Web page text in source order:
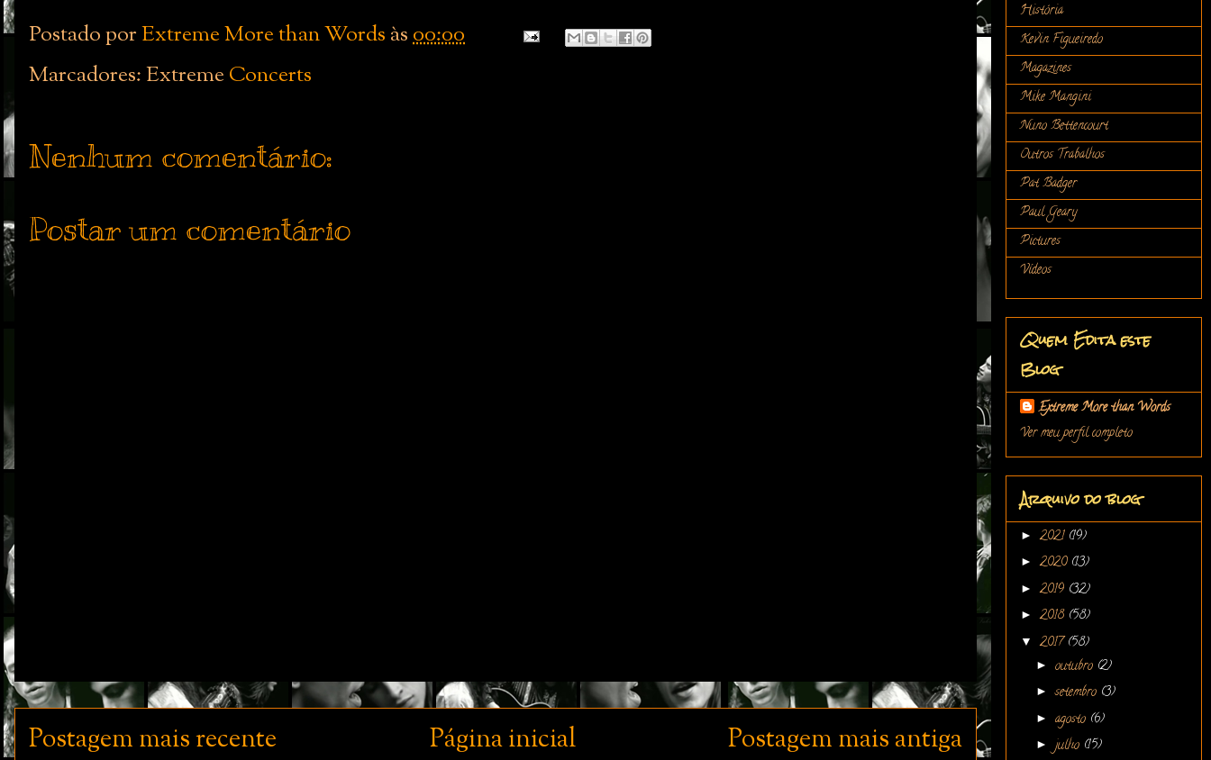
Postado porExtreme More than Words às00:00
Marcadores: Extreme Concerts
Nenhum comentário:
Postar um comentário
Postagem mais recente Postagem mais antiga
Página inicial
História
Kevin Figueiredo
Magazines
Mike Mangini
Nuno Bettencourt
Outros Trabalhos
Pat Badger
Paul Geary
Pictures
Vídeos
Quem Edita este
Blog
Extreme More than Words
Ver meu perfil completo
Arquivo do blog
► 2021 (19)
► 2020 (13)
► 2019 (32)
► 2018 (58)
▼ 2017(58)
► outubro (2)
►setembro (3)
► agosto (6)
► julho (15)